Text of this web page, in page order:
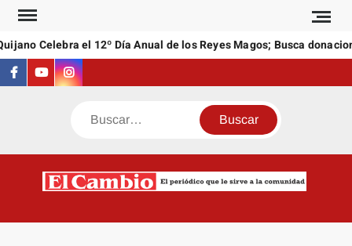
Saltar
contenidoCelebra el 12º Día Anual de los Reyes Magos; Busca
Facebook
YoutubeInstagram
Buscar